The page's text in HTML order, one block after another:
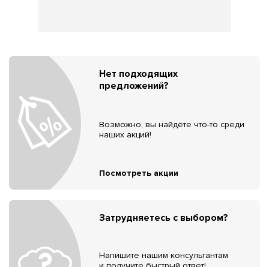
Нет подходящих
предложений?
Возможно, вы найдёте что-то среди
наших акций!
Посмотреть акции
Затрудняетесь с выбором?
Напишите нашим консультантам